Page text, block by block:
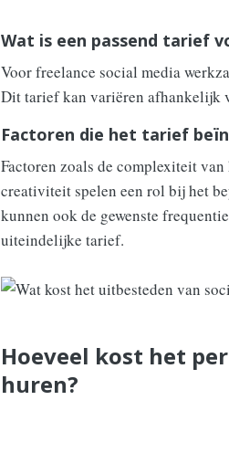
Wat is een passend tarief
Voor freelance social media
Dit tarief kan variëren afhankelijk
Factoren die het tarief
Factoren zoals de complexiteit
creativiteit spelen een rol bij het
kunnen ook de gewenste
uiteindelijke tarief.
Hoeveel kost het
huren?